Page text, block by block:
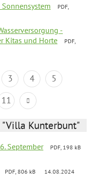
PDF,
-
Kitas und Horte
PDF,
3 4
5
11
Kunterbunt"
September
PDF, 198 kB
PDF, 806 kB 14.08.2024